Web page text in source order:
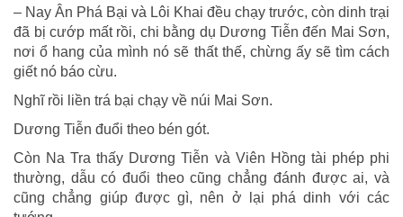
– Nay Ân Phá Bại và Lôi Khai đều chạy trước, còn dinh trại
đã bị cướp mất rồi, chi bằng dụ Dương Tiễn đến Mai Sơn,
nơi ổ hang của mình nó sẽ thất thế, chừng ấy sẽ tìm cách
giết nó báo cừu.
Nghĩ rồi liền trá bại chạy về núi Mai Sơn.
Dương Tiễn đuổi theo bén gót.
Còn Na Tra thấy Dương Tiễn và Viên Hồng tài phép phi
thường, dẫu có đuổi theo cũng chẳng đánh được ai, và
cũng chẳng giúp được gì, nên ở lại phá dinh với các